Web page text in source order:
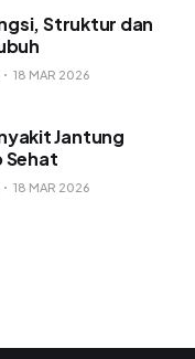
Struktur dan
18 MAR 2026
Jantung
Sehat
18 MAR 2026